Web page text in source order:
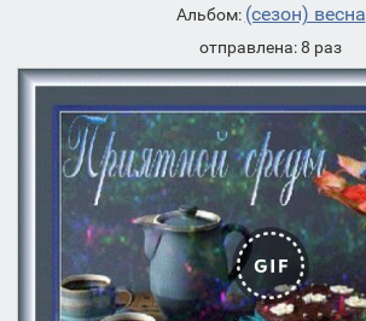
Альбом: (сезон) весна
отправлена: 8 раз